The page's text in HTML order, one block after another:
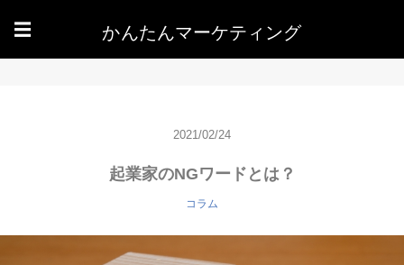
☰ かんたんマーケティング
2021/02/24
起業家のNGワードとは？
コラム